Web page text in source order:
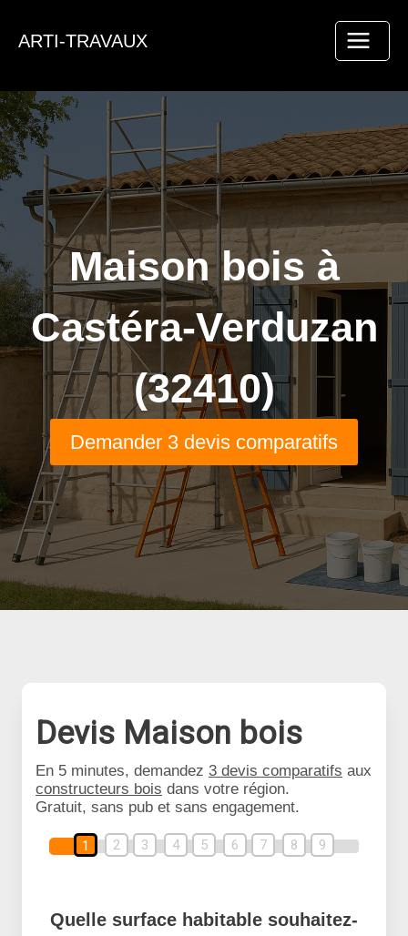
ARTI-TRAVAUX
Maison bois à
Castéra-Verduzan
(32410)
Demander 3 devis comparatifs
Devis Maison bois
En 5 minutes, demandez 3 devis comparatifs aux
constructeurs bois dans votre région.
Gratuit, sans pub et sans engagement.
1 2 3 4 5 6 7 8 9
Quelle surface habitable souhaitez-